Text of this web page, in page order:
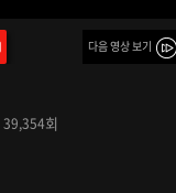
다음 영상 보기
39,354회